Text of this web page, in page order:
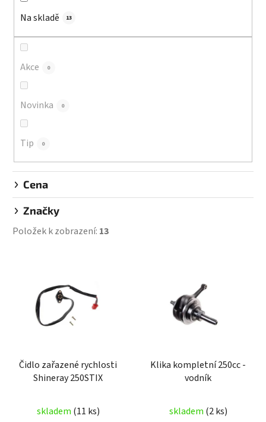
Na skladě 13
Akce 0
Novinka 0
Tip 0
Cena
Značky
Položek k zobrazení: 13
Čidlo zařazené rychlosti
Shineray 250STIX
skladem (11 ks)
Klika kompletní 250cc -
vodník
skladem (2 ks)